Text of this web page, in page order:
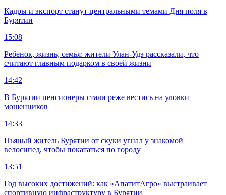
Кадры и экспорт станут центральными темами Дня поля в
Бурятии
15:08
Ребенок, жизнь, семья: жители Улан-Удэ рассказали, что
считают главным подарком в своей жизни
14:42
В Бурятии пенсионеры стали реже вестись на уловки
мошенников
14:33
Пьяный житель Бурятии от скуки угнал у знакомой
велосипед, чтобы покататься по городу
13:51
Год высоких достижений: как «АпатитАгро» выстраивает
спортивную инфраструктуру в Бурятии